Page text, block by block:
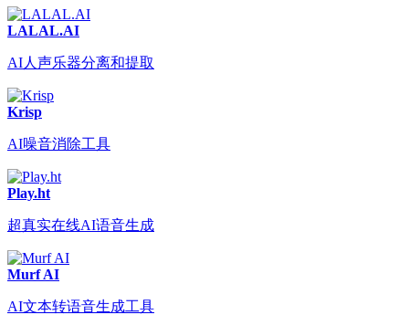
LALAL.AI
AI人声乐器分离和提取
Krisp
AI噪音消除工具
Play.ht
超真实在线AI语音生成
Murf AI
AI文本转语音生成工具